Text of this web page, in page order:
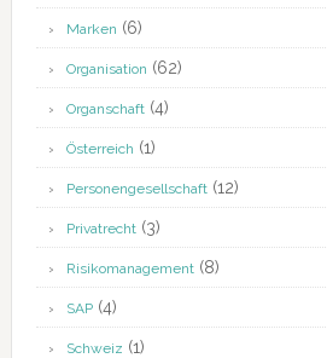
Marken (6)
Organisation (62)
Organschaft(4)
Österreich (1)
Personengesellschaft(12)
Privatrecht(3)
Risikomanagement(8)
SAP(4)
Schweiz (1)